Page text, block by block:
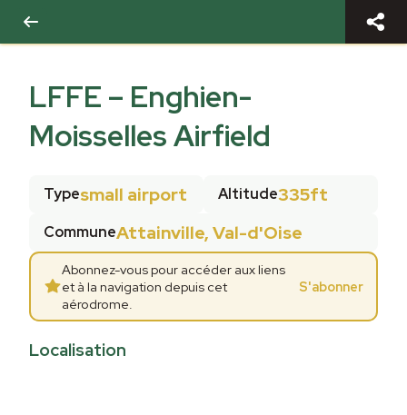
LFFE – Enghien-
Moisselles Airfield
Typesmall airport Altitude335ft
CommuneAttainville, Val-d'Oise
Abonnez-vous pour accéder aux liens
et à la navigation depuis cet
aérodrome.
S'abonner
Localisation